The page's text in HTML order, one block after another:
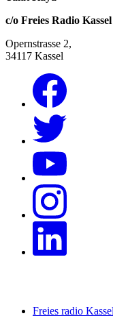
c/o Freies Radio Kassel
Opernstrasse 2,
34117 Kassel
Freies radio